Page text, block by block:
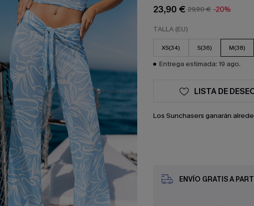
23,90 € 29,90 € -20%
TALLA (EU)
XS(34) S(36) M(38)
Entrega estimada: 19 ago.
LISTA DE
Los Sunchasers ganarán
ENVÍO GRATIS A